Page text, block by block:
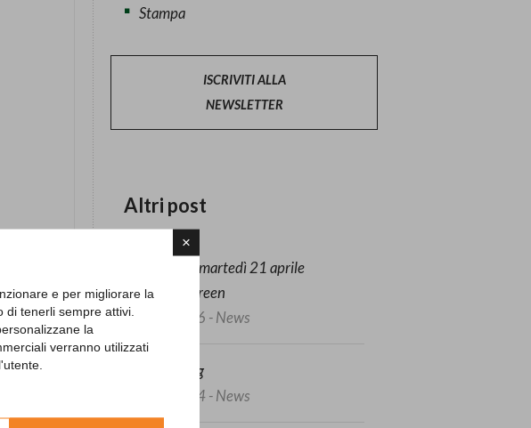
×
e per migliorare la
tenerli sempre attivi.
la
verranno utilizzati
Stampa
ISCRIVITI ALLA
NEWSLETTER
Altri post
Lunedì 20 e martedì 21 aprile
carotatura green
13/04/2026 - News
Safeguarding
27/06/2024 - News